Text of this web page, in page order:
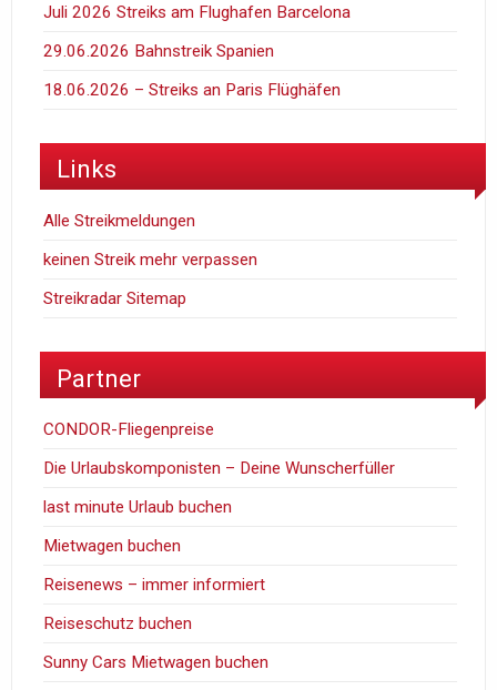
Juli 2026 Streiks am Flughafen Barcelona
29.06.2026 Bahnstreik Spanien
18.06.2026 – Streiks an Paris Flüghäfen
Links
Alle Streikmeldungen
keinen Streik mehr verpassen
Streikradar Sitemap
Partner
CONDOR-Fliegenpreise
Die Urlaubskomponisten – Deine Wunscherfüller
last minute Urlaub buchen
Mietwagen buchen
Reisenews – immer informiert
Reiseschutz buchen
Sunny Cars Mietwagen buchen